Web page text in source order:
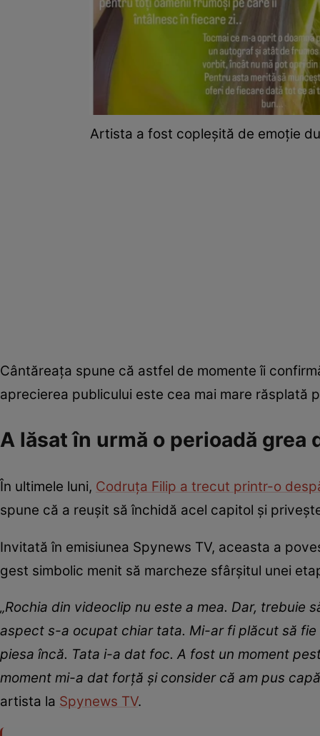
Artista a fost copleșită de emoție
Cântăreața spune că astfel de momente îi
aprecierea publicului este cea mai mare răsplată
A lăsat în urmă o perioadă grea
În ultimele luni, Codruța Filip a trecut printr-o
spune că a reușit să închidă acel capitol și
Invitată în emisiunea Spynews TV, aceasta a
gest simbolic menit să marcheze sfârșitul unei
„Rochia din videoclip nu este a mea. Dar, trebuie
aspect s-a ocupat chiar tata. Mi-ar fi plăcut să
piesa încă. Tata i-a dat foc. A fost un moment
moment mi-a dat forță și consider că am pus
artista la Spynews TV.